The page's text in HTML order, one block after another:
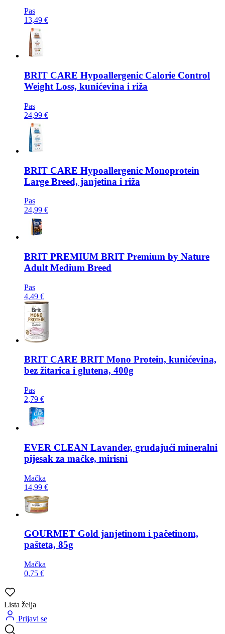
Pas
13,49 €
BRIT CARE Hypoallergenic Calorie Control
Weight Loss, kunićevina i riža
Pas
24,99 €
BRIT CARE Hypoallergenic Monoprotein
Large Breed, janjetina i riža
Pas
24,99 €
BRIT PREMIUM BRIT Premium by Nature
Adult Medium Breed
Pas
4,49 €
BRIT CARE BRIT Mono Protein, kunićevina,
bez žitarica i glutena, 400g
Pas
2,79 €
EVER CLEAN Lavander, grudajući mineralni
pijesak za mačke, mirisni
Mačka
14,99 €
GOURMET Gold janjetinom i pačetinom,
pašteta, 85g
Mačka
0,75 €
Lista želja
Prijavi se